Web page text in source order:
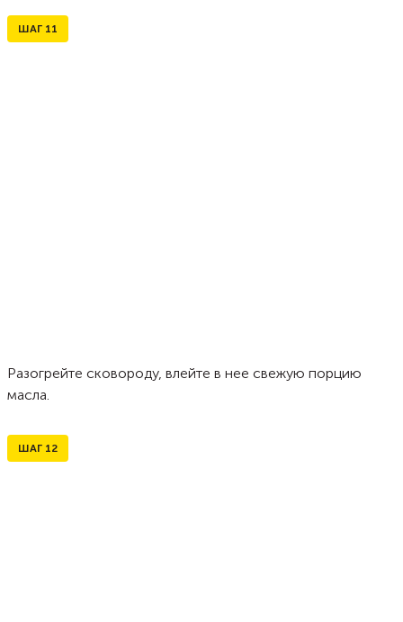
ШАГ 11
Разогрейте сковороду, влейте в нее свежую порцию
масла.
ШАГ 12